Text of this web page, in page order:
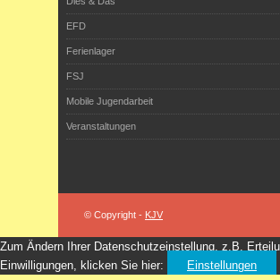
EFD
Ferienlager
FSJ
Mobile Jugendarbeit
Veranstaltungen
© Copyright - KJV
Zum Ändern Ihrer Datenschutzeinstellung, z.B.
Einwilligungen, klicken Sie hier:
Einstellungen